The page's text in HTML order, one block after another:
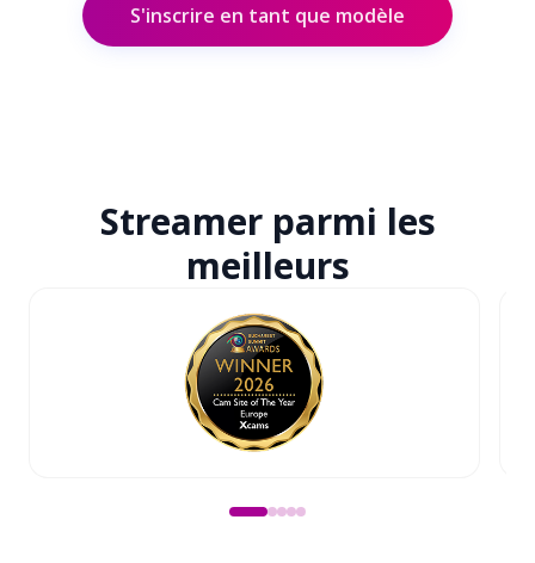
S'inscrire en tant que modèle
Streamer parmi les
meilleurs